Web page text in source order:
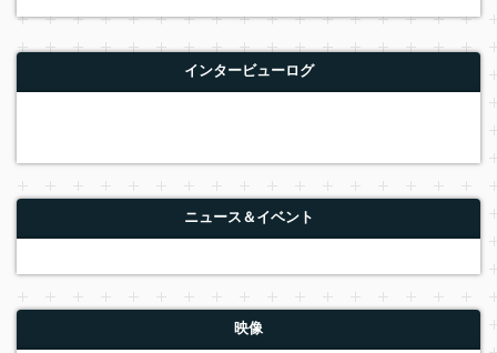
インタービューログ
ニュース＆イベント
映像